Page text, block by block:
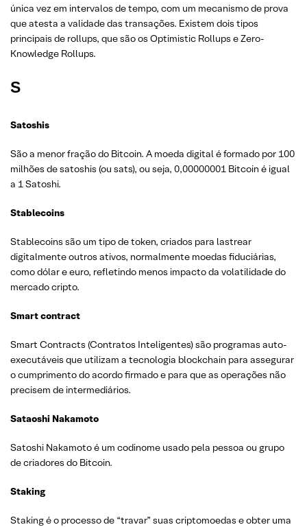
única vez em intervalos de tempo, com um mecanismo de prova
que atesta a validade das transações. Existem dois tipos
principais de rollups, que são os Optimistic Rollups e Zero-
Knowledge Rollups.
S
Satoshis
São a menor fração do Bitcoin. A moeda digital é formado por 100
milhões de satoshis (ou sats), ou seja, 0,00000001 Bitcoin é igual
a 1 Satoshi.
Stablecoins
Stablecoins são um tipo de token, criados para lastrear
digitalmente outros ativos, normalmente moedas fiduciárias,
como dólar e euro, refletindo menos impacto da volatilidade do
mercado cripto.
Smart contract
Smart Contracts (Contratos Inteligentes) são programas auto-
executáveis que utilizam a tecnologia blockchain para assegurar
o cumprimento do acordo firmado e para que as operações não
precisem de intermediários.
Sataoshi Nakamoto
Satoshi Nakamoto é um codinome usado pela pessoa ou grupo
de criadores do Bitcoin.
Staking
Staking é o processo de “travar” suas criptomoedas e obter uma